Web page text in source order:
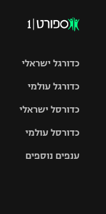
כדורגל ישראלי
גביע הטוטו
כדורגל עולמי
האלופות
ליגה
כדורסל ישראלי
סל
כדורסל עולמי
ענפים נוספים